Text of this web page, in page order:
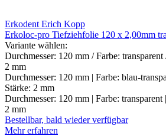
Erkodent Erich Kopp
Erkoloc-pro Tiefziehfolie 120 x 2,00mm
Variante wählen:
Durchmesser: 120 mm / Farbe:
2 mm
Durchmesser: 120 mm | Farbe: blau-
Stärke: 2 mm
Durchmesser: 120 mm | Farbe:
2 mm
Bestellbar, bald wieder verfügbar
Mehr erfahren